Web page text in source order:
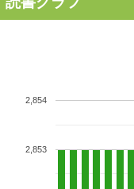
2,853
2,854